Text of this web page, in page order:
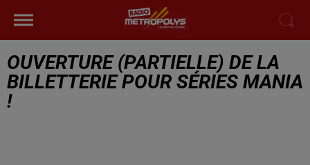
OUVERTURE (PARTIELLE) DE LA
BILLETTERIE POUR SÉRIES MANIA
!